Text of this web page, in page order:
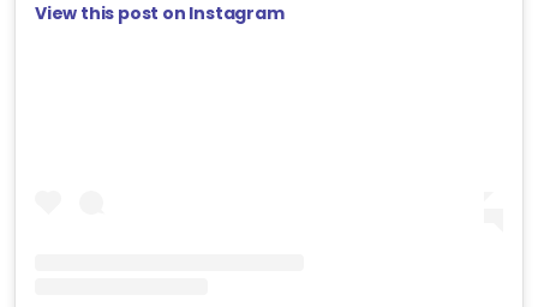
View this post on Instagram